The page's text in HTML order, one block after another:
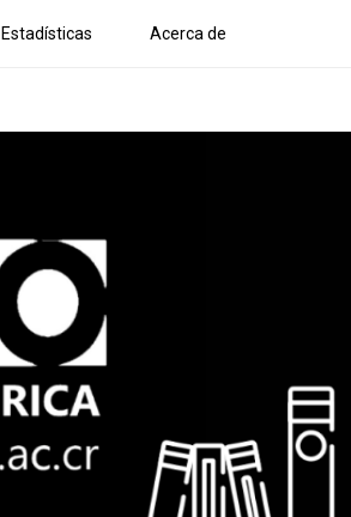
Estadísticas Acerca de